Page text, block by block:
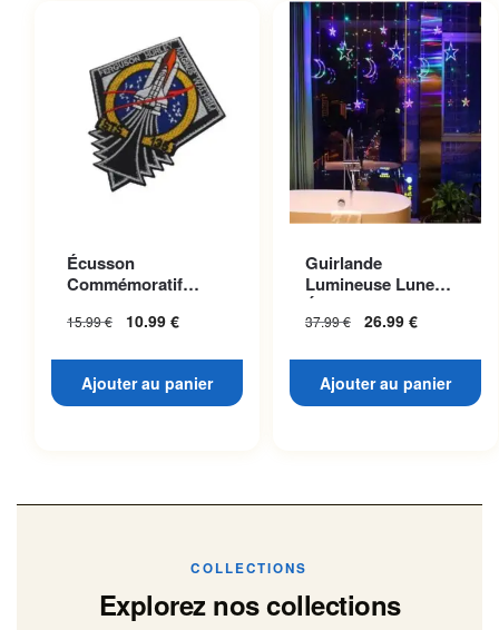
Écusson
Commémoratif
15.99€ 10.99 €
Ajouter au panier
Guirlande
Lumineuse Lune
Étoilée
37.99€ 26.99 €
Ajouter au panier
COLLECTIONS
Explorez nos collections